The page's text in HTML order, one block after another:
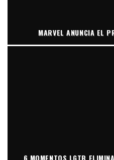
MARVEL ANUNCIA EL
6 MOMENTOS LGTB